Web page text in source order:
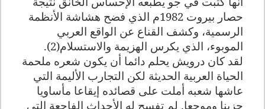
حصار بيروت 1982م الذي فضح هشاشة الأنظمة
الرسمية، وكشف القناع عن الواقع العربي
الموبوء، الذي يكرس الهزيمة والاستسلام(2)
.
لقد كان درويش يحلم دائما أن يكون شعره ملحمة
الحياة العربية الحديثة لكن التجارب الأليمة التي
عاشها شعبه أملت على قصائده إيقاعا مأساويا
حزينا وموجعا. لم تفسح له الأحداث الفاجعة التي